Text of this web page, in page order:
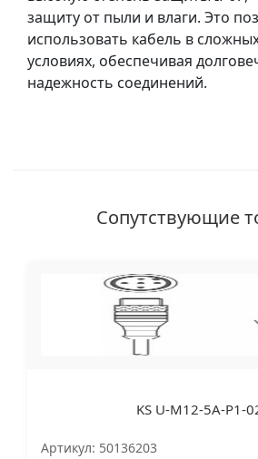
защиту от пыли и влаги. Это
использовать кабель в
условиях, обеспечивая
надежность соединений.
Сопутствующие
KS U-M12-5A-P1-
Артикул: 50136203